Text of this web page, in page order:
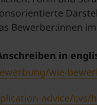
Bewerber:innen
in
wie-
advice/cvs/